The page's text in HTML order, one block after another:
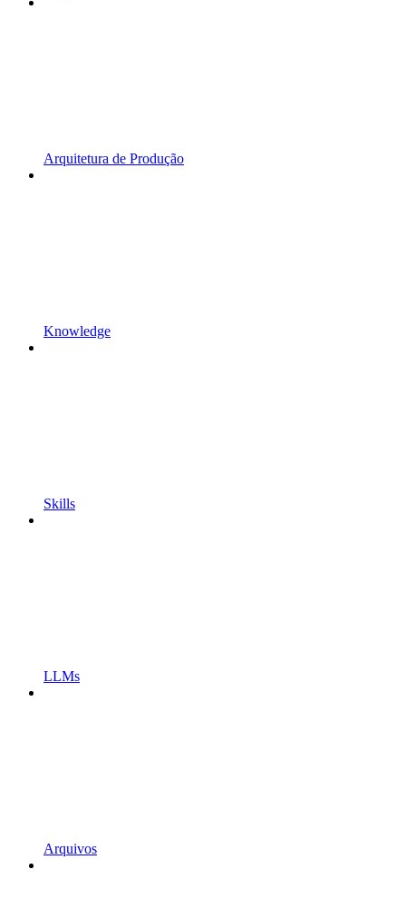
Arquitetura de Produção
Knowledge
Skills
LLMs
Arquivos